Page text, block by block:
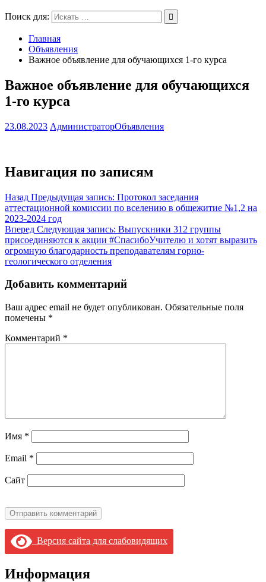
Поиск для:
Главная
Объявления
Важное объявление для обучающихся 1-го курса
Важное объявление для обучающихся
1-го курса
23.08.2023 АдминистраторОбъявления
Навигация по записям
Назад Предыдущая запись: Протокол заседания
аттестационной комиссии по вселению в общежитие №1,2 на
2023-2024 год
Вперед Следующая запись: Выпускники 312 группы
присоединяются к акции #СпасибоУчителю и хотят выразить
огромную благодарность преподавателям горно-
геологического отделения
Добавить комментарий
Ваш адрес email не будет опубликован. Обязательные поля
помечены *
Комментарий *
Имя *
Email *
Сайт
Версия сайта для слабовидящих
Информация